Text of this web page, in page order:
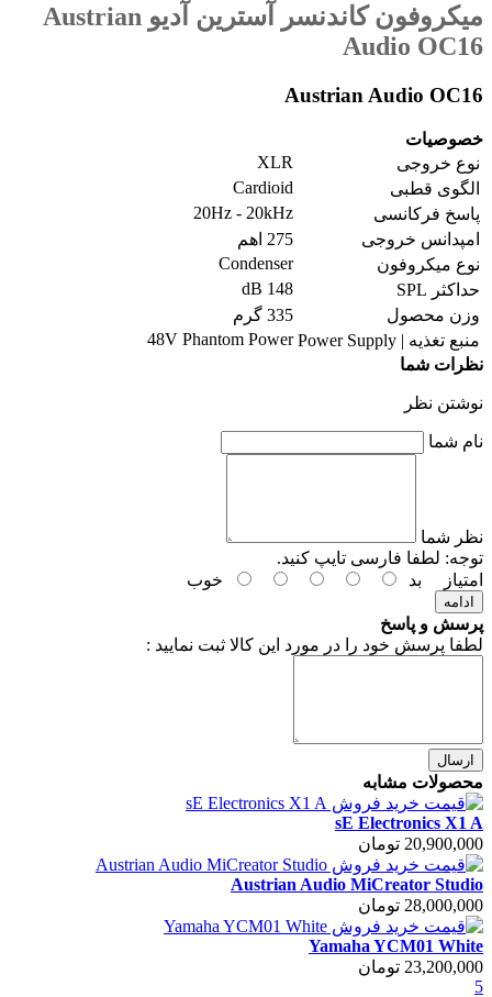
میکروفون کاندنسر آسترین آدیو Austrian
Audio OC16
Austrian Audio OC16
خصوصیات
نوع خروجی
XLR
الگوی قطبی
Cardioid
پاسخ فرکانسی
20Hz - 20kHz
امپدانس خروجی
275 اهم
نوع میکروفون
Condenser
حداکثر SPL
148 dB
وزن محصول
335 گرم
منبع تغذیه | Power Supply
48V Phantom Power
نظرات شما
نوشتن نظر
نام شما
نظر شما
توجه: لطفا فارسی تایپ کنید.
امتیاز
بد خوب
ادامه
پرسش و پاسخ
لطفا پرسش خود را در مورد این کالا ثبت نمایید :
ارسال
محصولات مشابه
sE Electronics X1 A
20,900,000 تومان
Austrian Audio MiCreator Studio
28,000,000 تومان
Yamaha YCM01 White
23,200,000 تومان
5